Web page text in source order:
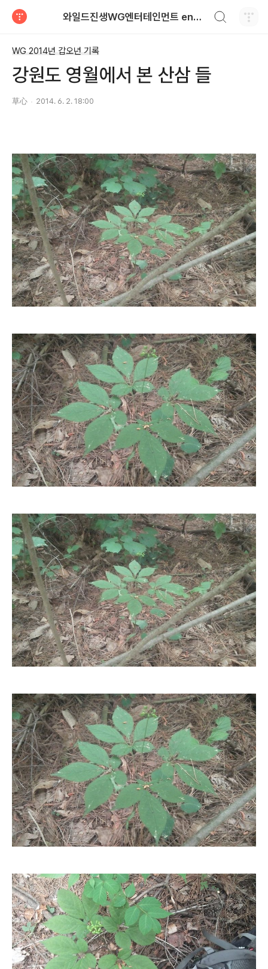
와일드진생WG엔터테인먼트 entertainment
WG 2014년 갑오년 기록
강원도 영월에서 본 산삼 들
草心 2014. 6. 2. 18:00